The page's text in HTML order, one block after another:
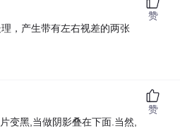
，产生带有左右视差的两张
赞
变黑,当做阴影叠在下面.当然,
赞